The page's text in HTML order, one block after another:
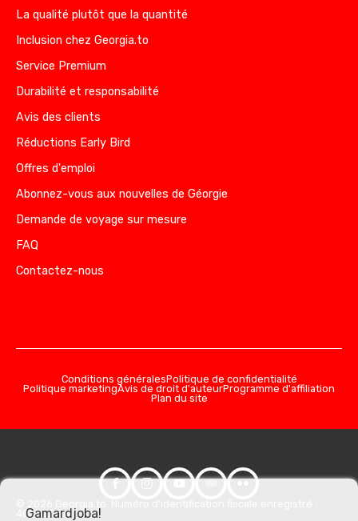
La qualité plutôt que la quantité
Inclusion chez Georgia.to
Service Premium
Durabilité et responsabilité
Avis des clients
Réductions Early Bird
Offres d'emploi
Abonnez-vous aux nouvelles de Géorgie
Demande de voyage sur mesure
FAQ
Contactez-nous
Conditions généralesPolitique de confidentialité
Politique marketingAvis de droit d'auteurProgramme d'affiliation
Plan du site
406357981
Gamardjoba!